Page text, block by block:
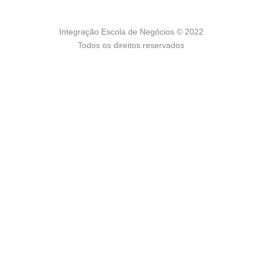
Integração Escola de Negócios © 2022
Todos os direitos reservados